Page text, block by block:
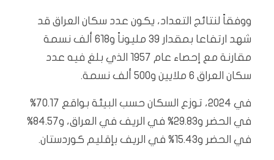
ووفقاً لنتائج التعداد، يكون عدد سكان العراق قد
شهد ارتفاعا بمقدار 39 مليوناً و618 ألف نسمة
مقارنة مع إحصاء عام 1957 الذي بلغ فيه عدد
سكان العراق 6 ملايين و500 ألف نسمة.
في 2024، توزع السكان حسب البيئة بواقع 70.17%
في الحضر و29.83% في الريف في العراق، و84.57%
في الحضر و15.43% في الريف بإقليم كوردستان.